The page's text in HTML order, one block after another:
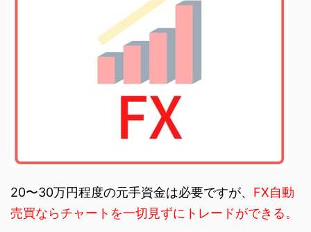
20〜30万円程度の元手資金は必要ですが、 FX自動
売買ならチャートを一切見ずにトレードができる。